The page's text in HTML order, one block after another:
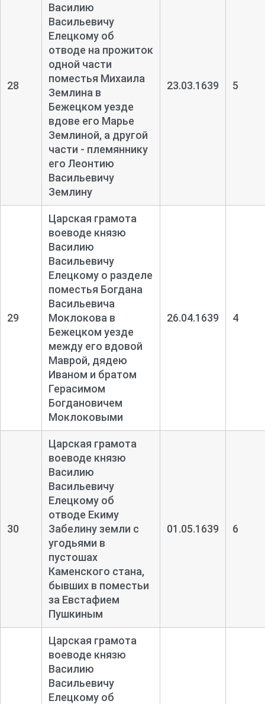
28
Василию
Васильевичу
Елецкому об
отводе на прожиток
одной части
поместья Михаила
Землина в
Бежецком уезде
вдове его Марье
Землиной, а другой
части - племяннику
его Леонтию
Васильевичу
Землину
23.03.1639 5
29
Царская грамота
воеводе князю
Василию
Васильевичу
Елецкому о разделе
поместья Богдана
Васильевича
Моклокова в
Бежецком уезде
между его вдовой
Маврой, дядею
Иваном и братом
Герасимом
Богдановичем
Моклоковыми
26.04.1639 4
30
Царская грамота
воеводе князю
Василию
Васильевичу
Елецкому об
отводе Екиму
Забелину земли с
угодьями в
пустошах
Каменского стана,
бывших в поместьи
за Евстафием
Пушкиным
01.05.1639 6
Царская грамота
воеводе князю
Василию
Васильевичу
Елецкому об